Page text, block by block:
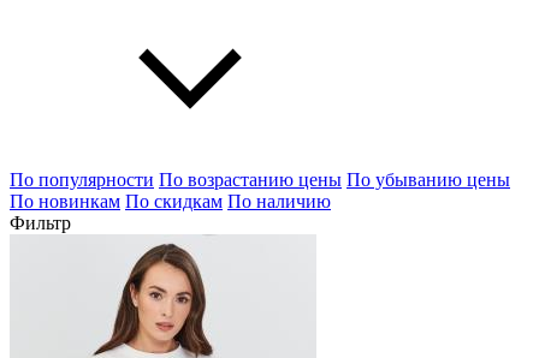
По популярности По возрастанию цены По убыванию цены
По новинкам По скидкам По наличию
Фильтр